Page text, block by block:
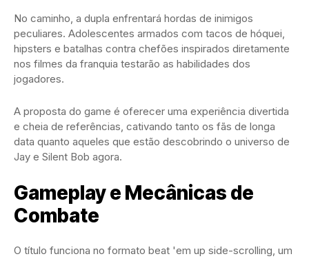
No caminho, a dupla enfrentará hordas de inimigos
peculiares. Adolescentes armados com tacos de hóquei,
hipsters e batalhas contra chefões inspirados diretamente
nos filmes da franquia testarão as habilidades dos
jogadores.
A proposta do game é oferecer uma experiência divertida
e cheia de referências, cativando tanto os fãs de longa
data quanto aqueles que estão descobrindo o universo de
Jay e Silent Bob agora.
Gameplay e Mecânicas de
Combate
O título funciona no formato beat 'em up side-scrolling, um